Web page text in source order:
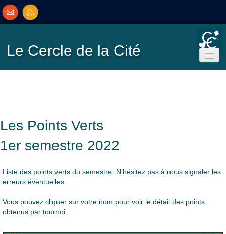
Le Cercle de la Cité
Les Points Verts
1er semestre 2022
Liste des points verts du semestre. N'hésitez pas à nous signaler les
erreurs éventuelles.
Vous pouvez cliquer sur votre nom pour voir le détail des points
obtenus par tournoi.